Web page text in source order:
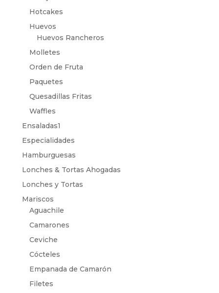
Hotcakes
Huevos
Huevos Rancheros
Molletes
Orden de Fruta
Paquetes
Quesadillas Fritas
Waffles
Ensaladas1
Especialidades
Hamburguesas
Lonches & Tortas Ahogadas
Lonches y Tortas
Mariscos
Aguachile
Camarones
Ceviche
Cócteles
Empanada de Camarón
Filetes